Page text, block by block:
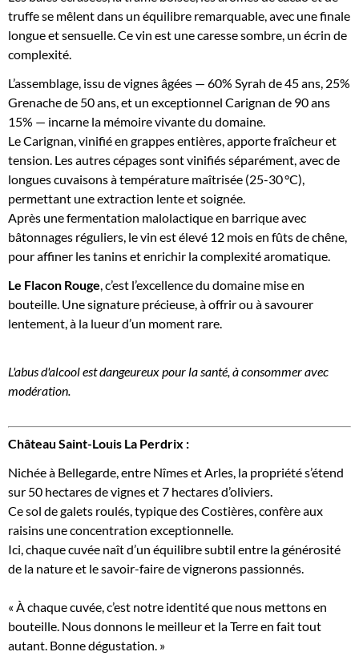
truffe se mêlent dans un équilibre remarquable, avec une finale
longue et sensuelle. Ce vin est une caresse sombre, un écrin de
complexité.
L’assemblage, issu de vignes âgées — 60% Syrah de 45 ans, 25%
Grenache de 50 ans, et un exceptionnel Carignan de 90 ans
15% — incarne la mémoire vivante du domaine.
Le Carignan, vinifié en grappes entières, apporte fraîcheur et
tension. Les autres cépages sont vinifiés séparément, avec de
longues cuvaisons à température maîtrisée (25-30 °C),
permettant une extraction lente et soignée.
Après une fermentation malolactique en barrique avec
bâtonnages réguliers, le vin est élevé 12 mois en fûts de chêne,
pour affiner les tanins et enrichir la complexité aromatique.
Le Flacon Rouge, c’est l’excellence du domaine mise en
bouteille. Une signature précieuse, à offrir ou à savourer
lentement, à la lueur d’un moment rare.
L'abus d'alcool est dangeureux pour la santé, à consommer avec
modération.
Château Saint-Louis La Perdrix :
Nichée à Bellegarde, entre Nîmes et Arles, la propriété s’étend
sur 50 hectares de vignes et 7 hectares d’oliviers.
Ce sol de galets roulés, typique des Costières, confère aux
raisins une concentration exceptionnelle.
Ici, chaque cuvée naît d’un équilibre subtil entre la générosité
de la nature et le savoir-faire de vignerons passionnés.
« À chaque cuvée, c’est notre identité que nous mettons en
bouteille. Nous donnons le meilleur et la Terre en fait tout
autant. Bonne dégustation. »